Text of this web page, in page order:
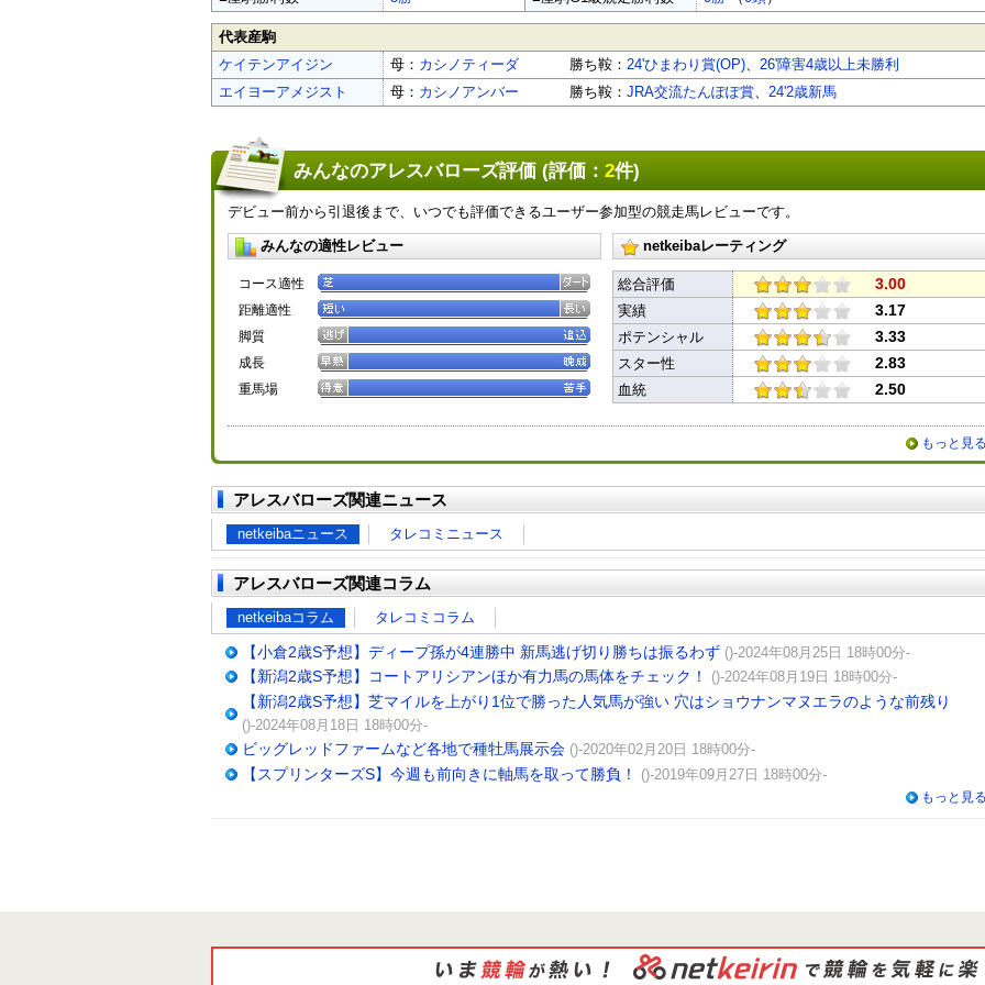
代表産駒
ケイテンアイジン
母： カシノティーダ 勝ち鞍： 24'ひまわり賞(OP)、 26'障害4歳以上未勝利
エイヨーアメジスト
母： カシノアンバー 勝ち鞍： JRA交流たんぽぽ賞、 24'2歳新馬
みんなのアレスバローズ評価 (評価： 2件)
デビュー前から引退後まで、いつでも評価できるユーザー参加型の競走馬レビューです。
みんなの適性レビュー
コース適性
距離適性
脚質
成長
重馬場
netkeibaレーティング
総合評価 3.00
実績 3.17
ポテンシャル 3.33
スター性 2.83
血統 2.50
もっと見
アレスバローズ関連ニュース
netkeibaニュース タレコミニュース
アレスバローズ関連コラム
netkeibaコラム タレコミコラム
【小倉2歳S予想】ディープ孫が4連勝中 新馬逃げ切り勝ちは振るわず ()-2024年08月25日 18時00分-
【新潟2歳S予想】コートアリシアンほか有力馬の馬体をチェック！ ()-2024年08月19日 18時00分-
【新潟2歳S予想】芝マイルを上がり1位で勝った人気馬が強い 穴はショウナンマヌエラのような前残り
()-2024年08月18日 18時00分-
ビッグレッドファームなど各地で種牡馬展示会 ()-2020年02月20日 18時00分-
【スプリンターズS】今週も前向きに軸馬を取って勝負！ ()-2019年09月27日 18時00分-
もっと見